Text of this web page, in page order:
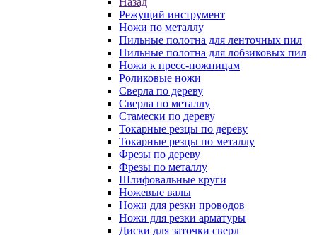
Режущий инструмент
Ножи по металлу
Пильные полотна для ленточных пил
Пильные полотна для лобзиковых пил
Ножи к пресс-ножницам
Роликовые ножи
Сверла по дереву
Сверла по металлу
Стамески по дереву
Токарные резцы по дереву
Токарные резцы по металлу
Фрезы по дереву
Фрезы по металлу
Шлифовальные круги
Ножевые валы
Ножи для резки проводов
Ножи для резки арматуры
Диски для заточки сверл